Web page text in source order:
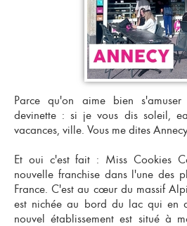
Parce qu'on aime bien
devinette : si je vous dis soleil,
vacances, ville. Vous me dites
Et oui c'est fait : Miss Cookies
nouvelle franchisedans l'une des
France. C'est au cœur du massif
est nichée au bord du lac qui en
nouvel établissement est situé à